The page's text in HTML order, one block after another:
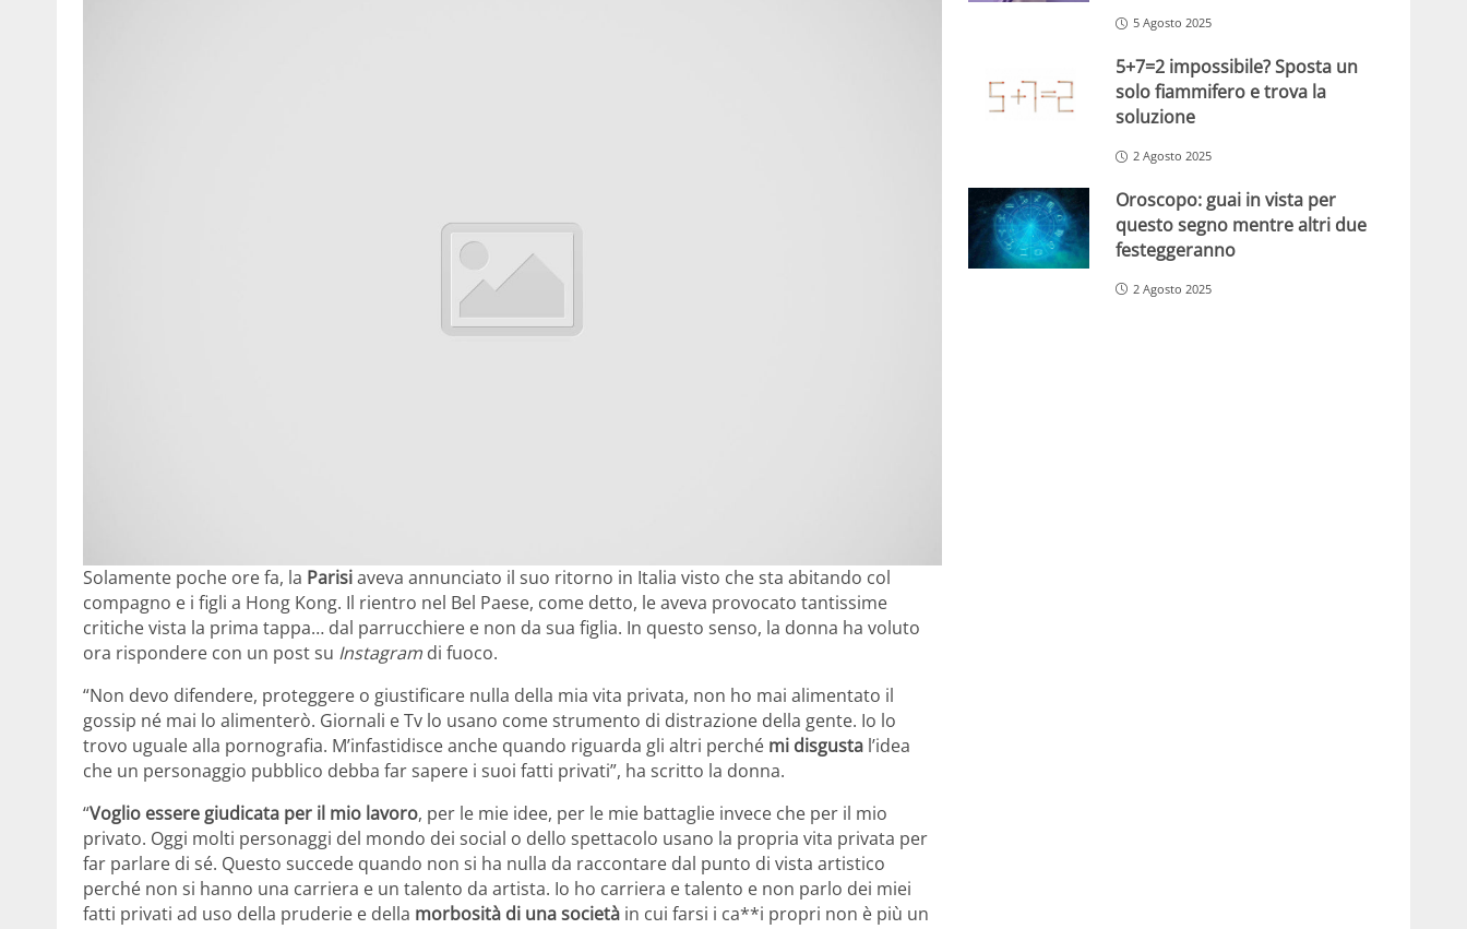
Solamente poche ore fa, la Parisiaveva annunciato il suo ritorno in Italia visto che sta abitando col
compagno e i figli a Hong Kong. Il rientro nel Bel Paese, come detto, le aveva provocato tantissime
critiche vista la prima tappa… dal parrucchiere e non da sua figlia. In questo senso, la donna ha voluto
ora rispondere con un post su Instagram di fuoco.
“Non devo difendere, proteggere o giustificare nulla della mia vita privata, non ho mai alimentato il
gossip né mai lo alimenterò. Giornali e Tv lo usano come strumento di distrazione della gente. Io lo
trovo uguale alla pornografia. M’infastidisce anche quando riguarda gli altri perché mi disgusta l’idea
che un personaggio pubblico debba far sapere i suoi fatti privati”, ha scritto la donna.
“Voglio essere giudicata per il mio lavoro, per le mie idee, per le mie battaglie invece che per il mio
privato. Oggi molti personaggi del mondo dei social o dello spettacolo usano la propria vita privata per
far parlare di sé. Questo succede quando non si ha nulla da raccontare dal punto di vista artistico
perché non si hanno una carriera e un talento da artista. Io ho carriera e talento e non parlo dei miei
fatti privati ad uso della pruderie e della morbosità di una società in cui farsi i ca**i propri non è più un
5 Agosto 2025
5+7=2 impossibile? Sposta un
solo fiammifero e trova la
soluzione
2 Agosto 2025
Oroscopo: guai in vista per
questo segno mentre altri due
festeggeranno
2 Agosto 2025